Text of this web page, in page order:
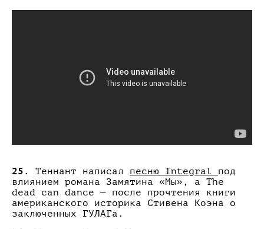
25. Теннант написал песню Integral под
влиянием романа Замятина «Мы», а The
dead can dance — после прочтения книги
американского историка Стивена Коэна о
заключенных ГУЛАГа.